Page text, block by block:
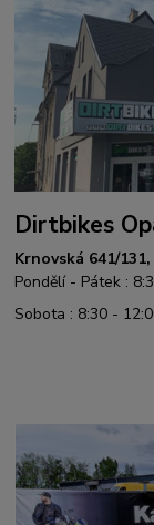
Dirtbikes
Krnovská 641/
Pondělí - Pátek :
Sobota : 8:30 -